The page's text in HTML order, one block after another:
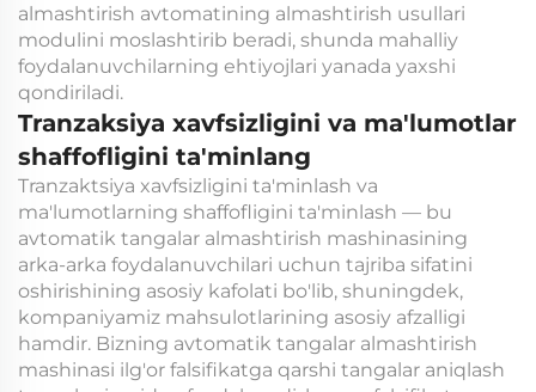
almashtirish avtomatining almashtirish usullari
modulini moslashtirib beradi, shunda mahalliy
foydalanuvchilarning ehtiyojlari yanada yaxshi
qondiriladi.
Tranzaksiya xavfsizligini va ma'lumotlar
shaffofligini ta'minlang
Tranzaktsiya xavfsizligini ta'minlash va
ma'lumotlarning shaffofligini ta'minlash — bu
avtomatik tangalar almashtirish mashinasining
arka-arka foydalanuvchilari uchun tajriba sifatini
oshirishining asosiy kafolati bo'lib, shuningdek,
kompaniyamiz mahsulotlarining asosiy afzalligi
hamdir. Bizning avtomatik tangalar almashtirish
mashinasi ilg'or falsifikatga qarshi tangalar aniqlash